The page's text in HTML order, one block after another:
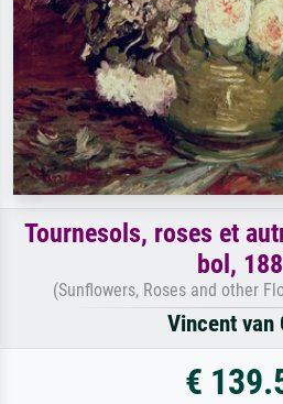
Tournesols, roses et
bol,
(Sunflowers, Roses and other
Vincent van
€